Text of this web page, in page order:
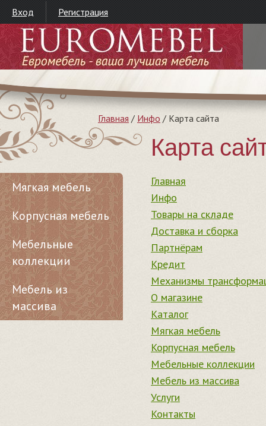
Вход Регистрация
Главная / Инфо / Карта сайта
Карта
Главная
Инфо
Товары на складе
Доставка и сборка
Партнёрам
Кредит
Механизмы
О магазине
Каталог
Мягкая мебель
Корпусная мебель
Мебельные коллекции
Мебель из массива
Услуги
Контакты
Мягкая мебель
Корпусная мебель
Мебельные
коллекции
Мебель из
массива